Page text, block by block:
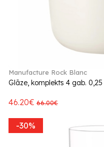
Manufacture Rock Blanc
Glāze, komplekts 4 gab. 0,25
46.20€ 66.00€
-30%